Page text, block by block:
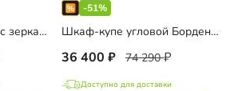
Шкаф-купе Пратс-2 с зеркалом 33000398493
-51%
Шкаф-купе угловой Борден-5-1 1000 33000449926
36 400 74 290
Доступно для доставки